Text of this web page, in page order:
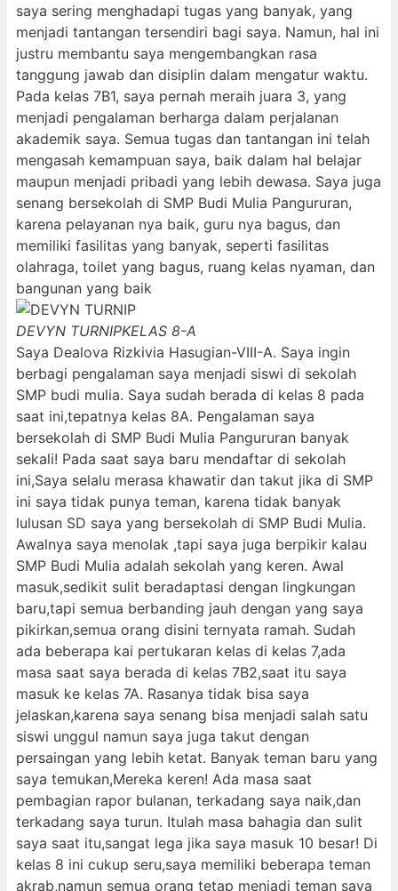
saya sering menghadapi tugas yang banyak, yang
menjadi tantangan tersendiri bagi saya. Namun, hal ini
justru membantu saya mengembangkan rasa
tanggung jawab dan disiplin dalam mengatur waktu.
Pada kelas 7B1, saya pernah meraih juara 3, yang
menjadi pengalaman berharga dalam perjalanan
akademik saya. Semua tugas dan tantangan ini telah
mengasah kemampuan saya, baik dalam hal belajar
maupun menjadi pribadi yang lebih dewasa. Saya juga
senang bersekolah di SMP Budi Mulia Pangururan,
karena pelayanan nya baik, guru nya bagus, dan
memiliki fasilitas yang banyak, seperti fasilitas
olahraga, toilet yang bagus, ruang kelas nyaman, dan
bangunan yang baik
DEVYN TURNIPKELAS 8-A
Saya Dealova Rizkivia Hasugian-VIII-A. Saya ingin
berbagi pengalaman saya menjadi siswi di sekolah
SMP budi mulia. Saya sudah berada di kelas 8 pada
saat ini,tepatnya kelas 8A. Pengalaman saya
bersekolah di SMP Budi Mulia Pangururan banyak
sekali! Pada saat saya baru mendaftar di sekolah
ini,Saya selalu merasa khawatir dan takut jika di SMP
ini saya tidak punya teman, karena tidak banyak
lulusan SD saya yang bersekolah di SMP Budi Mulia.
Awalnya saya menolak ,tapi saya juga berpikir kalau
SMP Budi Mulia adalah sekolah yang keren. Awal
masuk,sedikit sulit beradaptasi dengan lingkungan
baru,tapi semua berbanding jauh dengan yang saya
pikirkan,semua orang disini ternyata ramah. Sudah
ada beberapa kai pertukaran kelas di kelas 7,ada
masa saat saya berada di kelas 7B2,saat itu saya
masuk ke kelas 7A. Rasanya tidak bisa saya
jelaskan,karena saya senang bisa menjadi salah satu
siswi unggul namun saya juga takut dengan
persaingan yang lebih ketat. Banyak teman baru yang
saya temukan,Mereka keren! Ada masa saat
pembagian rapor bulanan, terkadang saya naik,dan
terkadang saya turun. Itulah masa bahagia dan sulit
saya saat itu,sangat lega jika saya masuk 10 besar! Di
kelas 8 ini cukup seru,saya memiliki beberapa teman
akrab,namun semua orang tetap menjadi teman saya